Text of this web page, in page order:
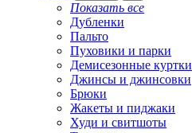
Показать все
Дубленки
Пальто
Пуховики и парки
Демисезонные куртки
Джинсы и джинсовки
Брюки
Жакеты и пиджаки
Худи и свитшоты